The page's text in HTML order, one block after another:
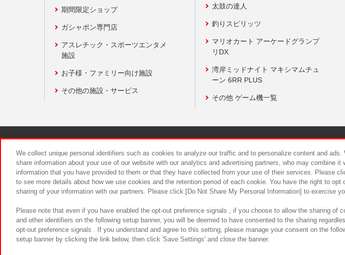
期間限定ショップ
ガシャポン専門店
アスレチック・スポーツエンタメ
施設
お子様・ファミリー向け施設
その他の施設・サービス
太鼓の達人
釣りスピリッツ
マリオカート アーケードグランプ
リDX
湾岸ミッドナイト マキシマムチュ
ーン 6RR PLUS
その他 ゲーム機一覧
食品のご提供について カスタマーハラスメン
We collect unique personal identifiers such as cookies to analyze our traffic and to personalize content and ads.
share information about your use of our website with our analytics and advertising partners, who may combine it
information that you have provided to them or that they have collected from your use of their services. Please
to see more details about how we use cookies and the retention period of each cookie. You have the right to opt
sharing of your information with our partners. Please click [Do Not Share My Personal Information] to exercise
Please note that even if you have enabled the opt-out preference signals , if you choose to allow the sharing of
and other identifiers on the following setup banner, you will be deemed to have consented to the sharing
opt-out preference signals . If you understand and agree to this setting, please manage your consent on the
setup banner by clicking the link below, then click 'Save Settings' and close the banner.